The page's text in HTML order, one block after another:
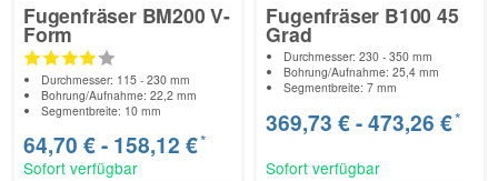
Fugenfräser BM200 V-
Form
Durchmesser: 115 - 230 mm
Bohrung/Aufnahme: 22,2 mm
Segmentbreite: 10 mm
64,70 € - 158,12 €*
Sofort verfügbar
Fugenfräser B100 45
Grad
Durchmesser: 230 - 350 mm
Bohrung/Aufnahme: 25,4 mm
Segmentbreite: 7 mm
369,73 € -473,26 €*
Sofort verfügbar